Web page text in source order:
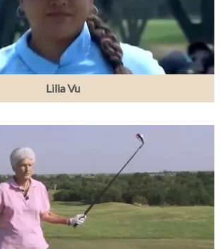
Lilia Vu